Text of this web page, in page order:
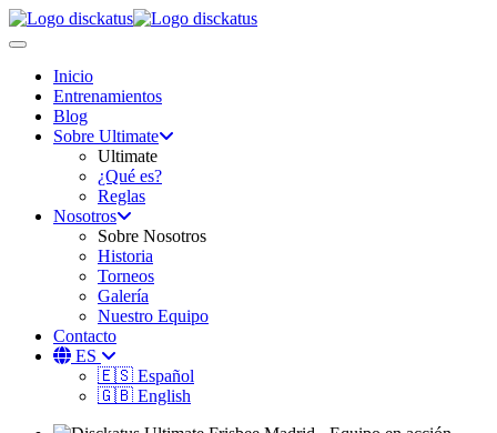
Toggle navigation
Inicio
Entrenamientos
Blog
Sobre Ultimate
Ultimate
¿Qué es?
Reglas
Nosotros
Sobre Nosotros
Historia
Torneos
Galería
Nuestro Equipo
Contacto
ES
🇪🇸 Español
🇬🇧 English